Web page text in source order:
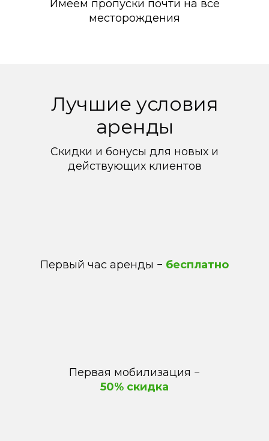
Имеем пропуски почти на все
месторождения
Лучшие условия
аренды
Скидки и бонусы для новых и
действующих клиентов
Первый час аренды − бесплатно
Первая мобилизация −
50% скидка